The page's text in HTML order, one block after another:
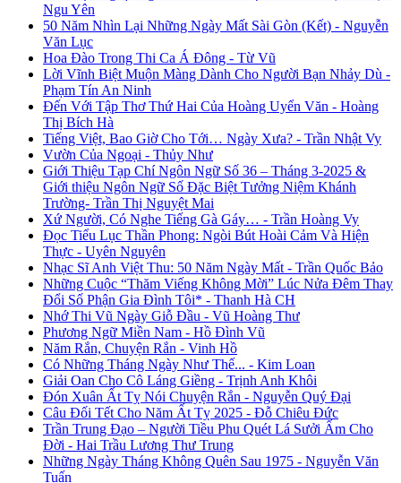
Ngu Yên
50 Năm Nhìn Lại Những Ngày Mất Sài Gòn (Kết) - Nguyễn
Văn Lục
Hoa Đào Trong Thi Ca Á Đông - Từ Vũ
Lời Vĩnh Biệt Muộn Màng Dành Cho Người Bạn Nhảy Dù -
Phạm Tín An Ninh
Đến Với Tập Thơ Thứ Hai Của Hoàng Uyển Văn - Hoàng
Thị Bích Hà
Tiếng Việt, Bao Giờ Cho Tới… Ngày Xưa? - Trần Nhật Vy
Vườn Của Ngoại - Thủy Như
Giới Thiệu Tạp Chí Ngôn Ngữ Số 36 – Tháng 3-2025 &
Giới thiệu Ngôn Ngữ Số Đặc Biệt Tưởng Niệm Khánh
Trường- Trần Thị Nguyệt Mai
Xứ Người, Có Nghe Tiếng Gà Gáy… - Trần Hoàng Vy
Đọc Tiểu Lục Thần Phong: Ngòi Bút Hoài Cảm Và Hiện
Thực - Uyên Nguyên
Nhạc Sĩ Anh Việt Thu: 50 Năm Ngày Mất - Trần Quốc Bảo
Những Cuộc “Thăm Viếng Không Mời” Lúc Nửa Đêm Thay
Đổi Số Phận Gia Đình Tôi* - Thanh Hà CH
Nhớ Thi Vũ Ngày Giỗ Đầu - Vũ Hoàng Thư
Phương Ngữ Miền Nam - Hồ Đình Vũ
Năm Rắn, Chuyện Rắn - Vinh Hồ
Có Những Tháng Ngày Như Thế... - Kim Loan
Giải Oan Cho Cô Láng Giềng - Trịnh Anh Khôi
Đón Xuân Ất Tỵ Nói Chuyện Rắn - Nguyễn Quý Đại
Câu Đối Tết Cho Năm Ất Tỵ 2025 - Đỗ Chiêu Đức
Trần Trung Đạo – Người Tiều Phu Quét Lá Sưởi Ấm Cho
Đời - Hai Trầu Lương Thư Trung
Những Ngày Tháng Không Quên Sau 1975 - Nguyễn Văn
Tuấn